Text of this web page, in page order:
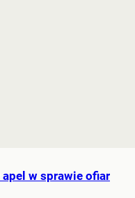
w sprawie ofiar